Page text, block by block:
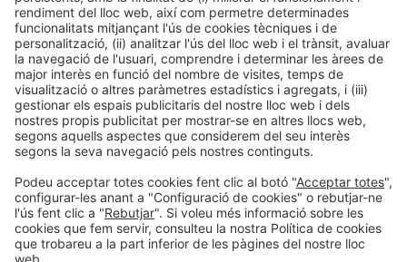
Informació legalAvís legal Política de privacitatPolítica de cookies